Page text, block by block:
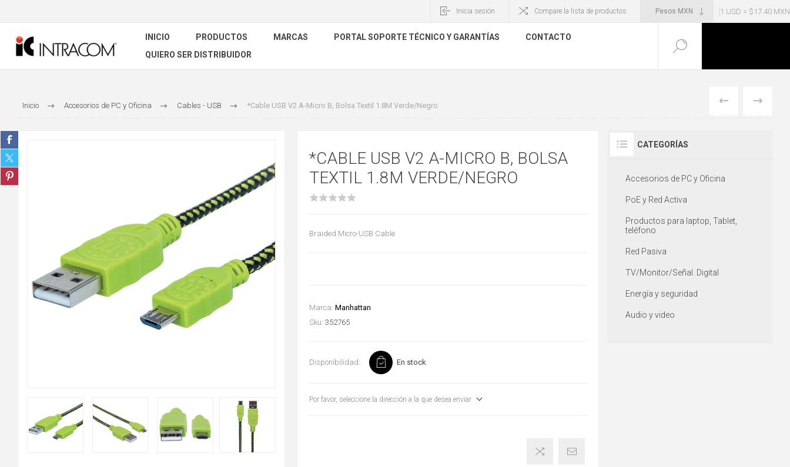
1 USD = $17.40 MXN
Inicia sesión Compare la lista de productos
INICIO PRODUCTOS MARCAS PORTAL SOPORTE TÉCNICO Y GARANTÍAS
CONTACTO
QUIERO SER DISTRIBUIDOR
Inicio Accesorios de PC y Oficina Cables - USB *Cable USB V2 A-Micro B, Bolsa Textil 1.8M Verde/Negro ANTERIOR
*CABLE USB V2 A-MICRO B, BOLSA
TEXTIL 1.8M VERDE/NEGRO
Braided Micro-USB Cable
Marca: Manhattan
Sku: 352765
Disponibilidad: En stock
Por favor, seleccione la dirección a la que desea enviar
CATEGORÍAS
Accesorios de PC y Oficina
PoE y Red Activa
Productos para laptop, Tablet,
teléfono
Red Pasiva
TV/Monitor/Señal. Digital
Energía y seguridad
Audio y video